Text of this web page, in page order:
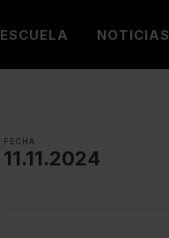
ESCUELA NOTICIAS
FECHA
11.11.2024